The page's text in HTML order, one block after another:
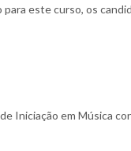
para este curso, os
Iniciação em Música